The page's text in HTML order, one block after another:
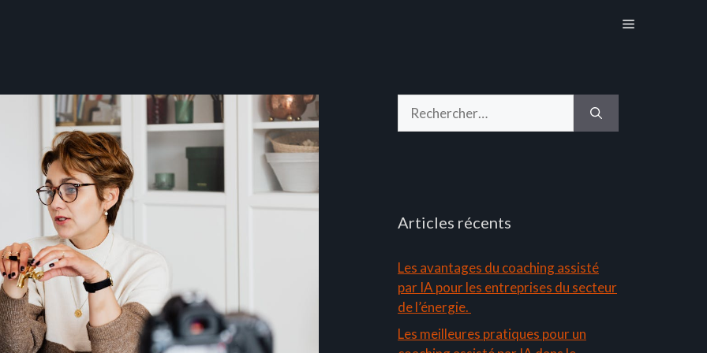
Menu
Articles récents
Les avantages du coaching assisté
par IA pour les entreprises du secteur
de l’énergie.
Les meilleures pratiques pour un